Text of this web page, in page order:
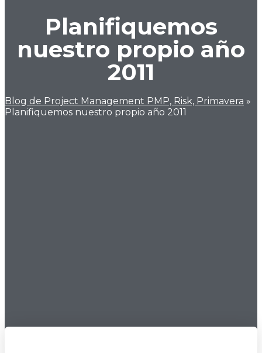
Planifiquemos
nuestro propio año
2011
Blog de Project Management PMP, Risk, Primavera »
Planifiquemos nuestro propio año 2011